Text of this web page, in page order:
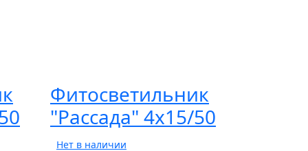
Фитосветильник
"Рассада" 4х15/50
Нет в наличии